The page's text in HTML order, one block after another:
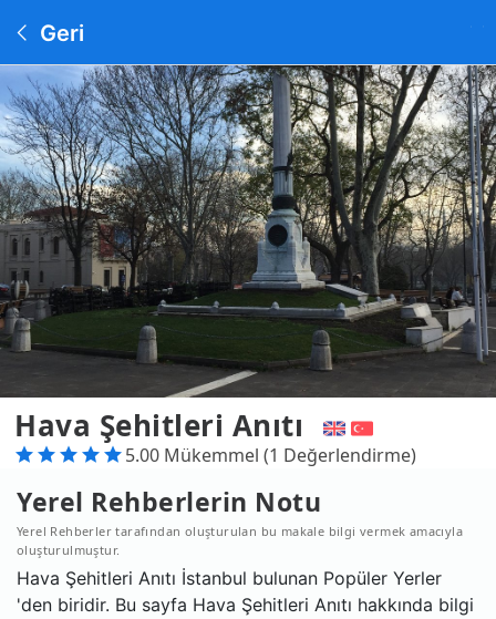
Geri
Hava Şehitleri Anıtı
5.00 Mükemmel (1 Değerlendirme)
Yerel Rehberlerin Notu
Yerel Rehberler tarafından oluşturulan bu makale bilgi vermek amacıyla
oluşturulmuştur.
Hava Şehitleri Anıtı İstanbul bulunan Popüler Yerler
'den biridir. Bu sayfa Hava Şehitleri Anıtı hakkında bilgi